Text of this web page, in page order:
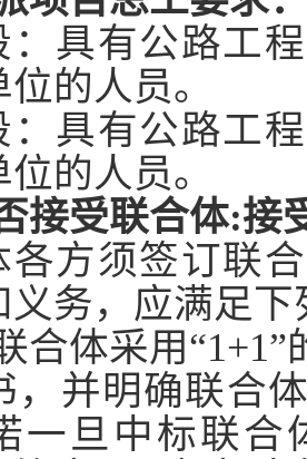
：具有公路工
的人员。
：具有公路工
的人员。
接受联合体:接
各方须签订联
义务，应满足下
合体采用
，并明确联合
一旦中标联